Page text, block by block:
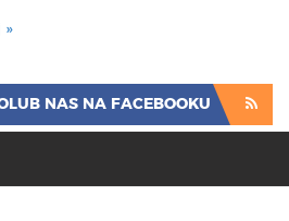
»
NAS NA FACEBOOKU